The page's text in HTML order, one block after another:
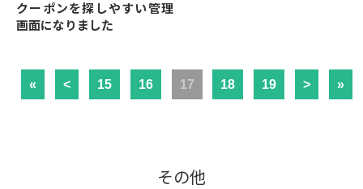
クーポンを探しやすい管理
画面になりました
« < 15 16 17 18 19 > »
その他